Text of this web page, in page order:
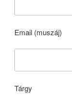
Email (muszáj)
Tárgy